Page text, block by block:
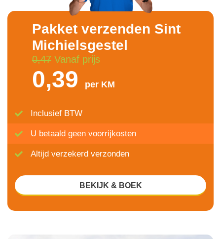
Pakket verzenden Sint
Michielsgestel
0,47Vanaf prijs
0,39 per KM
Inclusief BTW
U betaald geen voorrijkosten
Altijd verzekerd verzonden
BEKIJK & BOEK